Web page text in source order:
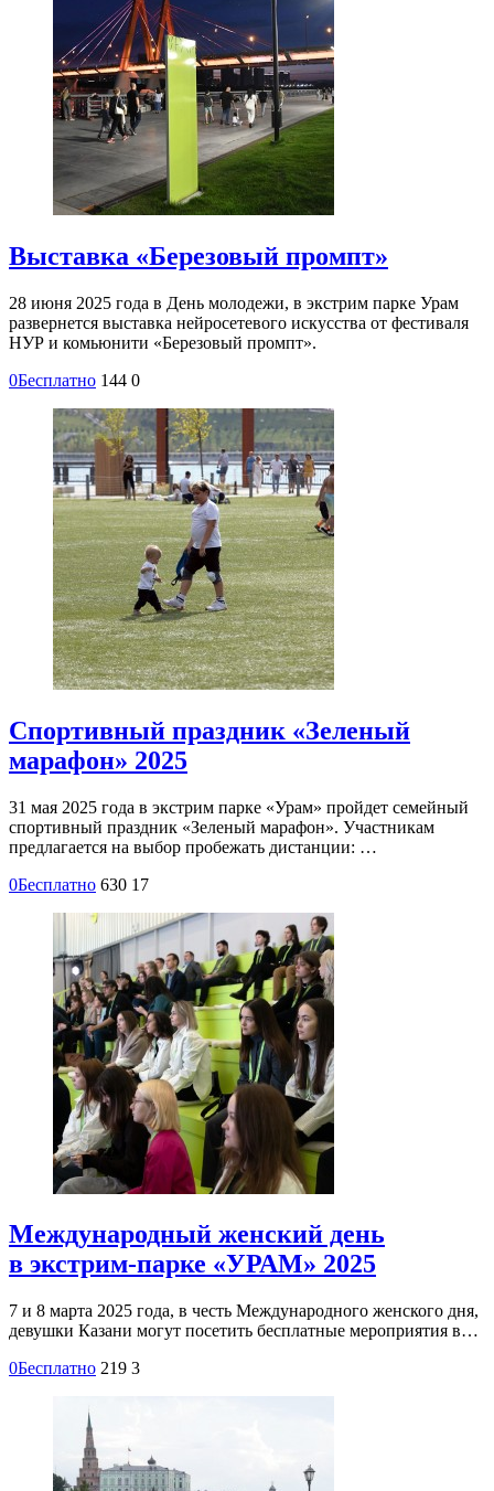
Выставка «Березовый промпт»
28 июня 2025 года в День молодежи, в экстрим парке Урам
развернется выставка нейросетевого искусства от фестиваля
НУР и комьюнити «Березовый промпт».
0Бесплатно 144 0
Спортивный праздник «Зеленый
марафон» 2025
31 мая 2025 года в экстрим парке «Урам» пройдет семейный
спортивный праздник «Зеленый марафон». Участникам
предлагается на выбор пробежать дистанции: …
0Бесплатно 630 17
Международный женский день
в экстрим-парке «УРАМ» 2025
7 и 8 марта 2025 года, в честь Международного женского дня,
девушки Казани могут посетить бесплатные мероприятия в…
0Бесплатно 219 3